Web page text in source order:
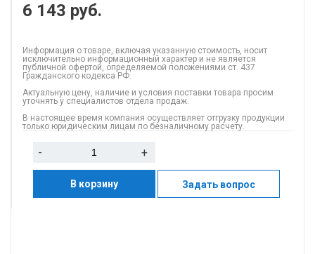
6 143 руб.
Информация о товаре, включая указанную стоимость, носит
исключительно информационный характер и не является
публичной офертой, определяемой положениями ст. 437
Гражданского кодекса РФ.
Актуальную цену, наличие и условия поставки товара просим
уточнять у специалистов отдела продаж.
В настоящее время компания осуществляет отгрузку продукции
только юридическим лицам по безналичному расчету.
- +
В корзину Задать вопрос